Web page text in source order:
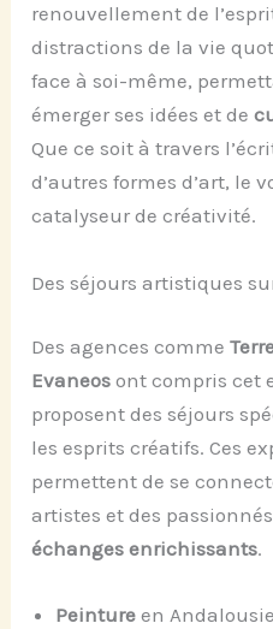
renouvellement de
distractions de la vie
face à soi-même,
émerger ses idées et de
Que ce soit à travers
d’autres formes d’art, le
catalyseur de créativité.
Des séjours artistiques
Des agences comme
Evaneos ont compris cet
proposent des séjours
les esprits créatifs. Ces
permettent de se
artistes et des
échanges enrichissants.
Peinture en